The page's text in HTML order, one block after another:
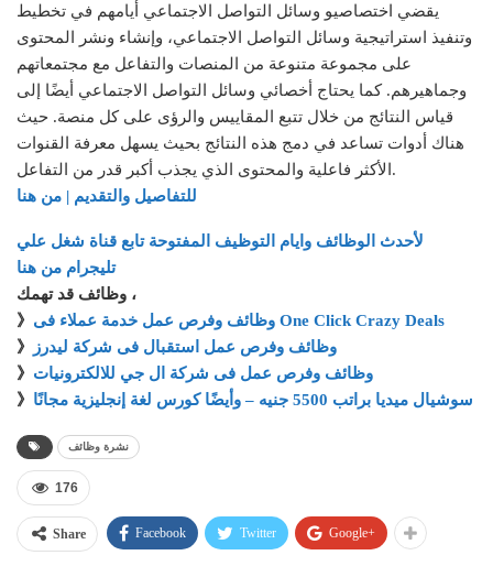
يقضي اختصاصيو وسائل التواصل الاجتماعي أيامهم في تخطيط
وتنفيذ استراتيجية وسائل التواصل الاجتماعي، وإنشاء ونشر المحتوى
على مجموعة متنوعة من المنصات والتفاعل مع مجتمعاتهم
وجماهيرهم. كما يحتاج أخصائي وسائل التواصل الاجتماعي أيضًا إلى
قياس النتائج من خلال تتبع المقاييس والرؤى على كل منصة. حيث
هناك أدوات تساعد في دمج هذه النتائج بحيث يسهل معرفة القنوات
الأكثر فاعلية والمحتوى الذي يجذب أكبر قدر من التفاعل.
للتفاصيل والتقديم | من هنا
لأحدث الوظائف وايام التوظيف المفتوحة تابع قناة شغل علي
تليجرام من هنا
وظائف قد تهمك ،
》
وظائف وفرص عمل خدمة عملاء فى One Click Crazy Deals
》
وظائف وفرص عمل استقبال فى شركة ليدرز
》 وظائف وفرص عمل فى شركة ال جي للالكترونيات
》
سوشيال ميديا براتب 5500 جنيه – وأيضًا كورس لغة إنجليزية مجانًا
نشرة وظائف
176
Share Facebook Twitter Google+